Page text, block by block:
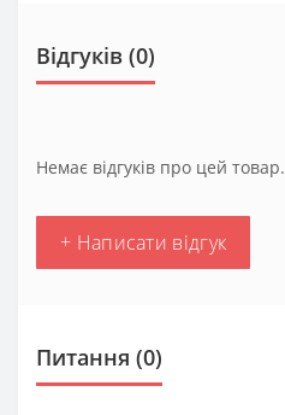
Відгуків (0)
Немає відгуків про цей товар.
+ Написати відгук
Питання (0)